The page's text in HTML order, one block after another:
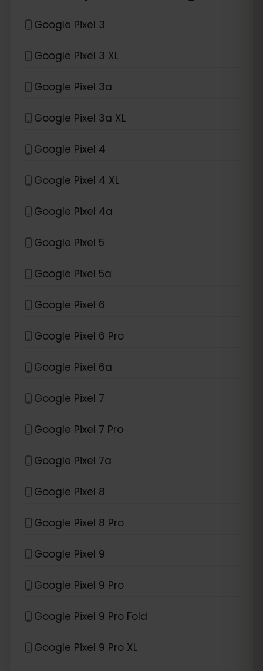
Google Pixel 3
Google Pixel 3 XL
Google Pixel 3a
Google Pixel 3a XL
Google Pixel 4
Google Pixel 4 XL
Google Pixel 4a
Google Pixel 5
Google Pixel 5a
Google Pixel 6
Google Pixel 6 Pro
Google Pixel 6a
Google Pixel 7
Google Pixel 7 Pro
Google Pixel 7a
Google Pixel 8
Google Pixel 8 Pro
Google Pixel 9
Google Pixel 9 Pro
Google Pixel 9 Pro Fold
Google Pixel 9 Pro XL